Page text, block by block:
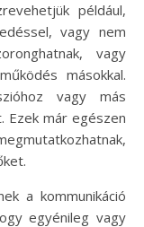
például,
vagy nem
vagy
másokkal.
vagy más
Ezek már egészen
a kommunikáció
egyénileg vagy